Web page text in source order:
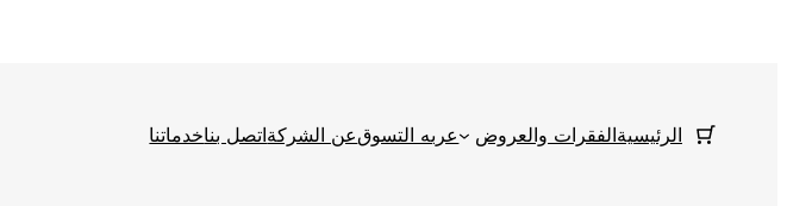
الرئيسيةالفقرات والعروض عربه التسوقعن الشركةاتصل بناخدماتنا